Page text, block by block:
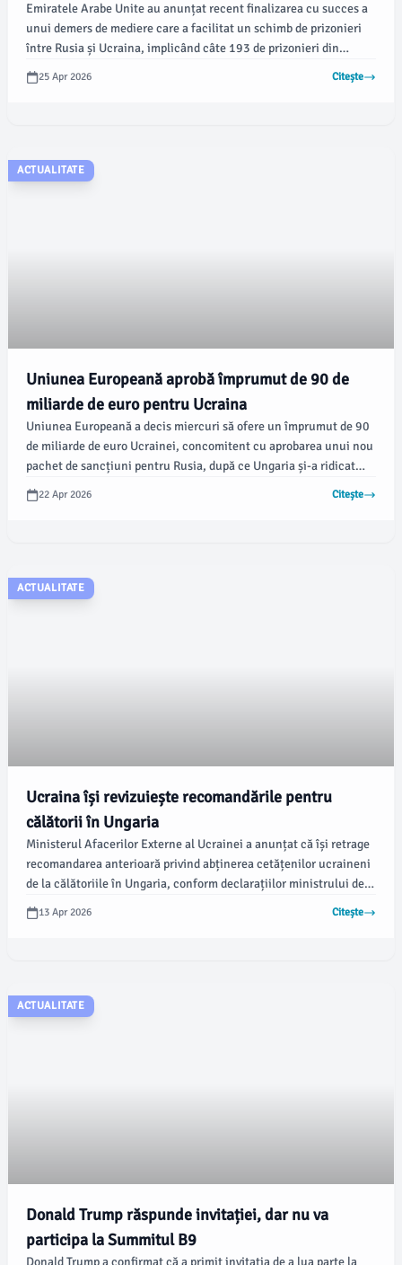
Emiratele Arabe Unite au anunțat recent finalizarea cu succes a
unui demers de mediere care a facilitat un schimb de prizonieri
între Rusia și Ucraina, implicând câte 193 de prizonieri din
fiecare tabără, în total 386. Potrivit datelor emirateze, numărul
total de prizonieri schimbați prin această mediere a ajuns la
25 Apr 2026 Citește
ACTUALITATE
Uniunea Europeană aprobă împrumut de 90 de
miliarde de euro pentru Ucraina
Uniunea Europeană a decis miercuri să ofere un împrumut de 90
de miliarde de euro Ucrainei, concomitent cu aprobarea unui nou
pachet de sancțiuni pentru Rusia, după ce Ungaria și-a ridicat
veto-ul. Anunțul a fost făcut de președinția cipriotă a blocului
comunitar.
22 Apr 2026 Citește
ACTUALITATE
Ucraina își revizuiește recomandările pentru
călătorii în Ungaria
Ministerul Afacerilor Externe al Ucrainei a anunțat că își retrage
recomandarea anterioară privind abținerea cetățenilor ucraineni
de la călătoriile în Ungaria, conform declarațiilor ministrului de
externe Andrii Sybiha. Această decizie vine în urma încheierii
campaniei electorale din Ungaria, considerată plină de
13 Apr 2026 Citește
ACTUALITATE
Donald Trump răspunde invitației, dar nu va
participa la Summitul B9
Donald Trump a confirmat că a primit invitația de a lua parte la